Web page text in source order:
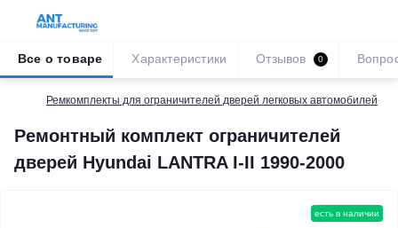
Ремкомплекты для ограничителей дверей легковых автомобилей
Ремонтный комплект ограничителей
дверей Hyundai LANTRA I-II 1990-2000
Все о товаре Характеристики Отзывов 0
есть в наличии